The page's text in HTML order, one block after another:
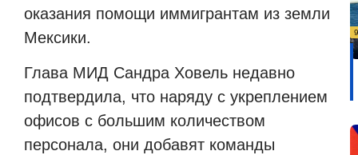
оказания помощи иммигрантам из земли
Мексики.
Глава МИД Сандра Ховель недавно
подтвердила, что наряду с укреплением
офисов с большим количеством
персонала, они добавят команды